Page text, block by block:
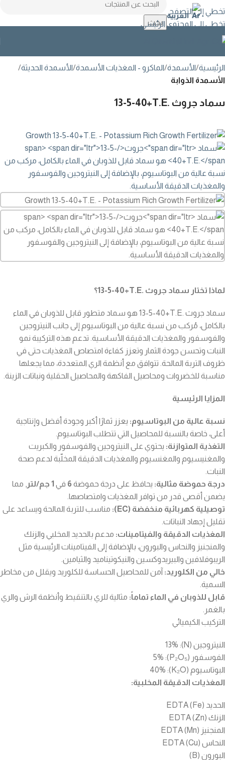
تخطي إلى التصفح
تخطي إلى المحتوى الرئيسي
العربية
بحث
الرئيسية الأسمدة الماكرو - المغذيات الأسمدة الأسمدة الحديثة
الأسمدة الذوابة
سماد جروث 13-5-40+T.E.
لماذا تختار سماد جروث 13-5-40+T.E.؟
سماد جروث 13-5-40+T.E. هو سماد متطور قابل للذوبان في الماء
بالكامل، مُركب من نسبة عالية من البوتاسيوم إلى جانب النيتروجين
والفوسفور والمغذيات الدقيقة الأساسية. تدعم هذه التركيبة نمو
النبات وتحسن جودة الثمار وتعزز كفاءة امتصاص المغذيات حتى في
ظروف التربة المالحة. تتوافق مع أنظمة الري المتعددة، مما يجعلها
مناسبة للخضروات ومحاصيل الفاكهة والمحاصيل الحقلية ونباتات الزينة.
المزايا الرئيسية
نسبة عالية من البوتاسيوم: يعزز ثمارًا أكبر وجودة أفضل وإنتاجية
أعلى، خاصة بالنسبة للمحاصيل التي تتطلب البوتاسيوم.
التغذية المتوازنة: يحتوي على النيتروجين والفوسفور والكبريت
والمغنيسيوم والمغنسيوم والمغذيات الدقيقة المخلّبة لدعم صحة
النبات.
درجة حموضة مثالية: يحافظ على درجة حموضة 6 في 1 جم/لتر
, مما
يضمن أقصى قدر من توافر المغذيات وامتصاصها.
توصيلية كهربائية منخفضة (EC):
مناسب للتربة المالحة ويساعد على
تقليل إجهاد النباتات.
المغذيات الدقيقة والفيتامينات: مدعم بالحديد المخلبي والزنك
والمنجنيز والنحاس والبورون، بالإضافة إلى الفيتامينات الرئيسية مثل
الريبوفلافين والبيريدوكسين والنيكوتيناميد والثيامين.
خالي من الكلوريد: آمن للمحاصيل الحساسة للكلوريد ويقلل من مخاطر
السمية.
قابل للذوبان في الماء تماماً: مثالية للري بالتنقيط وأنظمة الرش والري
بالغمر.
التركيب الكيميائي
النيتروجين (N): 13%
الفوسفور (P₂O₅): 5%
البوتاسيوم (K₂O): 40%
المغذيات الدقيقة المخلبية:
الحديد (Fe) EDTA
الزنك (Zn) EDTA
المنجنيز (Mn) EDTA
النحاس (Cu) EDTA
البورون (B)